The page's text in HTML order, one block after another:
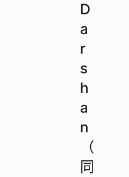
D
a
r
s
h
a
n
（
同